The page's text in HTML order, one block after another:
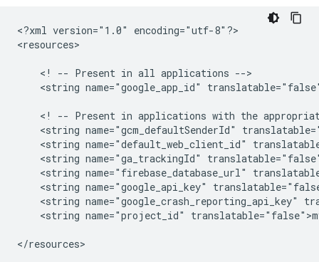
<?xml version="1.0" encoding="utf-8"?>
<resources>
    <! -- Present in all applications -->
<string name="google_app_id"
<! -- Present in applications with the
<string name="gcm_defaultSenderId"
<string name="default_web_client_id"
<string name="ga_trackingId"
<string name="firebase_database_url"
<string name="google_api_key"
<string name="google_crash_reporting_api_key"
<string name="project_id"
</resources>